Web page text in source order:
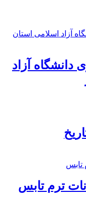
آزاد
ترم تابس